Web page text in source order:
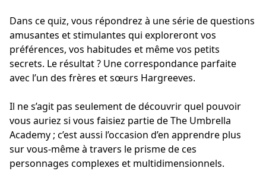
Dans ce quiz, vous répondrez à une série de questions
amusantes et stimulantes qui exploreront vos
préférences, vos habitudes et même vos petits
secrets. Le résultat ? Une correspondance parfaite
avec l’un des frères et sœurs Hargreeves.
Il ne s’agit pas seulement de découvrir quel pouvoir
vous auriez si vous faisiez partie de The Umbrella
Academy ; c’est aussi l’occasion d’en apprendre plus
sur vous-même à travers le prisme de ces
personnages complexes et multidimensionnels.